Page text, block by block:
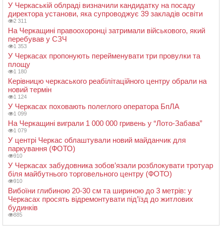
У Черкаській облраді визначили кандидатку на посаду
директора установи, яка супроводжує 39 закладів освіти
2 311
На Черкащині правоохоронці затримали військового, який
перебував у СЗЧ
1 353
У Черкасах пропонують перейменувати три провулки та
площу
1 180
Керівницю черкаського реабілітаційного центру обрали на
новий термін
1 124
У Черкасах поховають полеглого оператора БпЛА
1 099
На Черкащині виграли 1 000 000 гривень у “Лото-Забава”
1 079
У центрі Черкас облаштували новий майданчик для
паркування (ФОТО)
910
У Черкасах забудовника зобов’язали розблокувати тротуар
біля майбутнього торговельного центру (ФОТО)
910
Вибоїни глибиною 20-30 см та шириною до 3 метрів: у
Черкасах просять відремонтувати під’їзд до житлових
будинків
885